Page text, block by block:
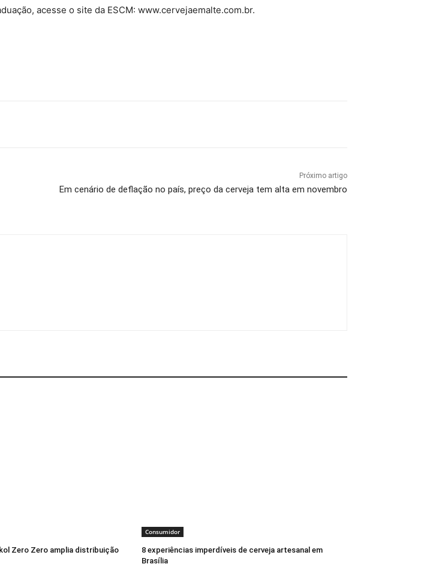
acesse o site da ESCM: www.cervejaemalte.com.br.
Próximo artigo
Em cenário de deflação no país, preço da cerveja tem alta em novembro
Zero Zero amplia distribuição
Consumidor
8 experiências imperdíveis de cerveja artesanal em
Brasília